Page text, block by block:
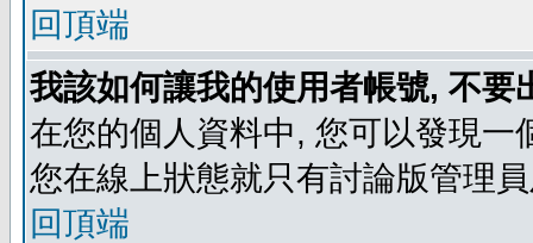
回頂端
我該如何讓我的使用者帳號, 不
在您的個人資料中, 您可以發現一
您在線上狀態就只有討論版管理
回頂端